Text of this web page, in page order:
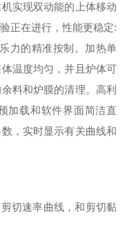
实现双动能的上体移动
正在进行，性能更稳定:
力的精准按制。加热单
温度均匀，并且炉体可
料和炉膜的清理。高利
加载和软件界面简洁直
，实时显示有关曲线和
切速率曲线，和剪切黏